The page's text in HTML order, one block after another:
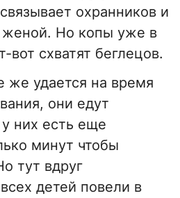
охранников и
женой. Но копы уже в
вот схватят беглецов.
удается на время
они едут
них есть еще
минут чтобы
тут вдруг
детей повели в